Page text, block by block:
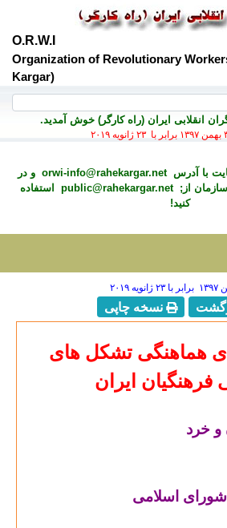
O.R.W.I
Organization of Revolutionary
Kargar)
انقلابی ايران (راه کارگر) خوش آمديد.
با آدرسorwi-info@rahekargar.net و در
سازمان از;public@rahekargar.net
استفاده
کنید!
نسخه چاپی
هماهنگی تشکل های
فرهنگیان ایران
و خرد
اسلامی